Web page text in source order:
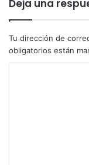
Deja una
Tu dirección de
obligatorios están